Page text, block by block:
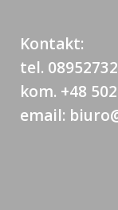
Kontakt:
tel.
kom. +48
email: